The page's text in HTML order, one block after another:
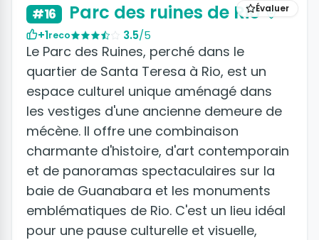
Évaluer
#16 Parc des ruines de Rio
+1reco 3.5/5
Le Parc des Ruines, perché dans le
quartier de Santa Teresa à Rio, est un
espace culturel unique aménagé dans
les vestiges d'une ancienne demeure de
mécène. Il offre une combinaison
charmante d'histoire, d'art contemporain
et de panoramas spectaculaires sur la
baie de Guanabara et les monuments
emblématiques de Rio. C'est un lieu idéal
pour une pause culturelle et visuelle,